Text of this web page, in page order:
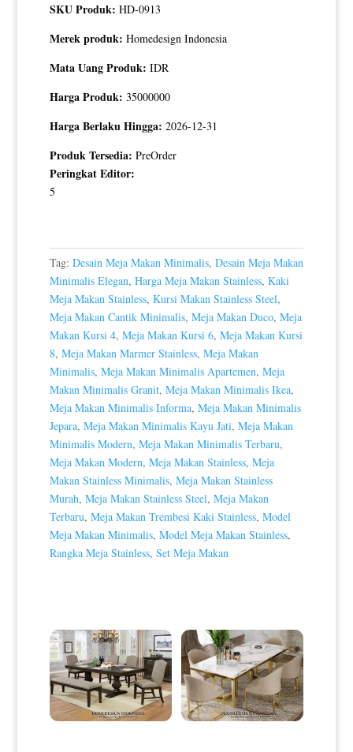
SKU Produk: HD-0913
Merek produk: Homedesign Indonesia
Mata Uang Produk: IDR
Harga Produk: 35000000
Harga Berlaku Hingga: 2026-12-31
Produk Tersedia: PreOrder
Peringkat Editor:
5
Tag: Desain Meja Makan Minimalis, Desain Meja Makan
Minimalis Elegan, Harga Meja Makan Stainless, Kaki
Meja Makan Stainless, Kursi Makan Stainless Steel,
Meja Makan Cantik Minimalis, Meja Makan Duco, Meja
Makan Kursi 4, Meja Makan Kursi 6, Meja Makan Kursi
8, Meja Makan Marmer Stainless, Meja Makan
Minimalis, Meja Makan Minimalis Apartemen, Meja
Makan Minimalis Granit, Meja Makan Minimalis Ikea,
Meja Makan Minimalis Informa, Meja Makan Minimalis
Jepara, Meja Makan Minimalis Kayu Jati, Meja Makan
Minimalis Modern, Meja Makan Minimalis Terbaru,
Meja Makan Modern, Meja Makan Stainless, Meja
Makan Stainless Minimalis, Meja Makan Stainless
Murah, Meja Makan Stainless Steel, Meja Makan
Terbaru, Meja Makan Trembesi Kaki Stainless, Model
Meja Makan Minimalis, Model Meja Makan Stainless,
Rangka Meja Stainless, Set Meja Makan